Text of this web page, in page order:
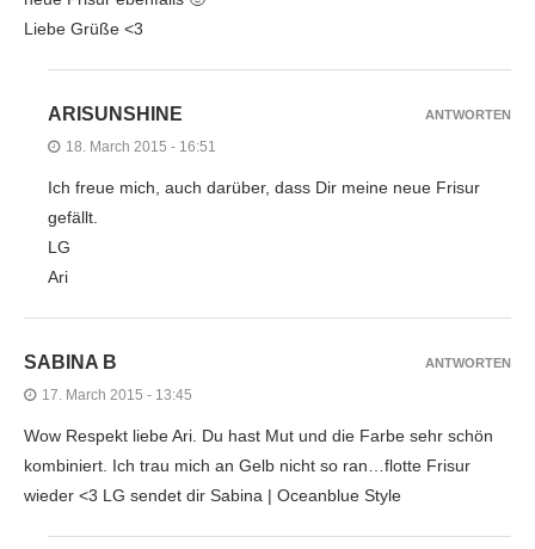
Liebe Grüße <3
ARISUNSHINE
18. March 2015 - 16:51
Ich freue mich, auch darüber, dass Dir meine neue Frisur
gefällt.
LG
Ari
ANTWORTEN
SABINA B
17. March 2015 - 13:45
Wow Respekt liebe Ari. Du hast Mut und die Farbe sehr schön
kombiniert. Ich trau mich an Gelb nicht so ran…flotte Frisur
wieder <3 LG sendet dir Sabina | Oceanblue Style
ANTWORTEN